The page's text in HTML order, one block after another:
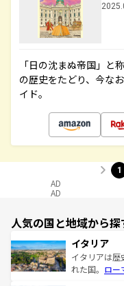
「日の沈まぬ帝国」と
の歴史をたどり、今な
イド。
1
AD
AD
人気の国と地域から探
イタリア
イタリアは歴
れた国。 ロー